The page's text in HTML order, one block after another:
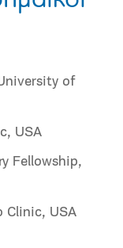
of
USA
Fellowship,
Clinic, USA